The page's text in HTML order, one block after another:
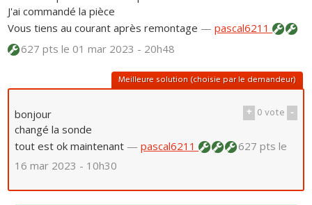
J'ai commandé la pièce
Vous tiens au courant après remontage —pascal6211
627 ptsle 01 mar 2023 - 20h48
Meilleure solution (choisie par le demandeur)
+ 0vote -
bonjour
changé la sonde
tout est ok maintenant —pascal6211 627 ptsle
16 mar 2023 - 10h30